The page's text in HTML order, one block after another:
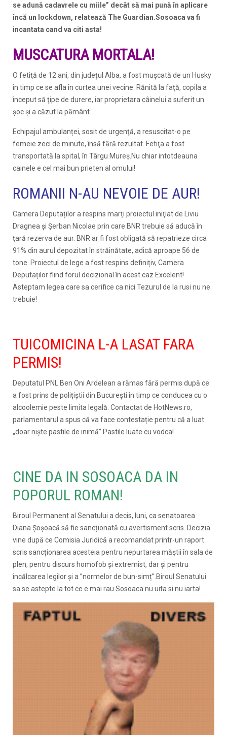
se adună cadavrele cu miile” decât să mai pună în aplicare
încă un lockdown, relatează The Guardian.Sosoaca va fi
incantata cand va citi asta!
MUSCATURA MORTALA!
O fetiţă de 12 ani, din județul Alba, a fost mușcată de un Husky
în timp ce se afla în curtea unei vecine. Rănită la faţă, copila a
început să ţipe de durere, iar proprietara câinelui a suferit un
şoc şi a căzut la pământ.
Echipajul ambulanței, sosit de urgenţă, a resuscitat-o pe
femeie zeci de minute, însă fără rezultat. Fetiţa a fost
transportată la spital, în Târgu Mureş.Nu chiar intotdeauna
cainele e cel mai bun prieten al omului!
ROMANII N-AU NEVOIE DE AUR!
Camera Deputaților a respins marți proiectul iniţiat de Liviu
Dragnea şi Şerban Nicolae prin care BNR trebuie să aducă în
ţară rezerva de aur. BNR ar fi fost obligată să repatrieze circa
91% din aurul depozitat în străinătate, adică aproape 56 de
tone. Proiectul de lege a fost respins definițiv, Camera
Deputaților fiind forul decizional în acest caz.Excelent!
Asteptam legea care sa cerifice ca nici Tezurul de la rusi nu ne
trebuie!
TUICOMICINA L-A LASAT FARA
PERMIS!
Deputatul PNL Ben Oni Ardelean a rămas fără permis după ce
a fost prins de polițiștii din București în timp ce conducea cu o
alcoolemie peste limita legală. Contactat de HotNews.ro,
parlamentarul a spus că va face contestație pentru că a luat
„doar niște pastile de inimă”.Pastile luate cu vodca!
CINE DA IN SOSOACA DA IN
POPORUL ROMAN!
Biroul Permanent al Senatului a decis, luni, ca senatoarea
Diana Şoşoacă să fie sancționată cu avertisment scris. Decizia
vine după ce Comisia Juridică a recomandat printr-un raport
scris sancționarea acesteia pentru nepurtarea măștii în sala de
plen, pentru discurs homofob și extremist, dar și pentru
încălcarea legilor și a ”normelor de bun-simț”.Biroul Senatului
sa se astepte la tot ce e mai rau.Sosoaca nu uita si nu iarta!